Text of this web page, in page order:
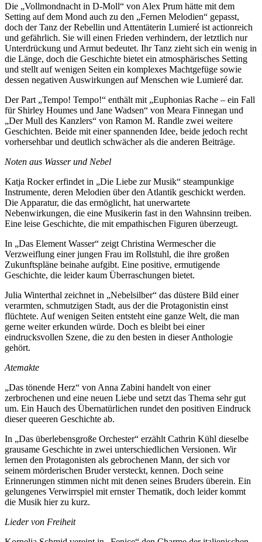
Die „Vollmondnacht in D-Moll“ von Alex Prum hätte mit dem
Setting auf dem Mond auch zu den „Fernen Melodien“ gepasst,
doch der Tanz der Rebellin und Attentäterin Lumieré ist actionreich
und gefährlich. Sie will einen Frieden verhindern, der letztlich nur
Unterdrückung und Armut bedeutet. Ihr Tanz zieht sich ein wenig in
die Länge, doch die Geschichte bietet ein atmosphärisches Setting
und stellt auf wenigen Seiten ein komplexes Machtgefüge sowie
dessen negativen Auswirkungen auf Menschen wie Lumieré dar.
Der Part „Tempo! Tempo!“ enthält mit „Euphonias Rache – ein Fall
für Shirley Houmes und Jane Wadsen“ von Meara Finnegan und
„Der Mull des Kanzlers“ von Ramon M. Randle zwei weitere
Geschichten. Beide mit einer spannenden Idee, beide jedoch recht
vorhersehbar und deutlich schwächer als die anderen Beiträge.
Noten aus Wasser und Nebel
Katja Rocker erfindet in „Die Liebe zur Musik“ steampunkige
Instrumente, deren Melodien über den Atlantik geschickt werden.
Die Apparatur, die das ermöglicht, hat unerwartete
Nebenwirkungen, die eine Musikerin fast in den Wahnsinn treiben.
Eine leise Geschichte, die mit empathischen Figuren überzeugt.
In „Das Element Wasser“ zeigt Christina Wermescher die
Verzweiflung einer jungen Frau im Rollstuhl, die ihre großen
Zukunftspläne beinahe aufgibt. Eine positive, ermutigende
Geschichte, die leider kaum Überraschungen bietet.
Julia Winterthal zeichnet in „Nebelsilber“ das düstere Bild einer
verarmten, schmutzigen Stadt, aus der die Protagonistin einst
flüchtete. Auf wenigen Seiten entsteht eine ganze Welt, die man
gerne weiter erkunden würde. Doch es bleibt bei einer
eindrucksvollen Szene, die zu den besten in dieser Anthologie
gehört.
Atemakte
„Das tönende Herz“ von Anna Zabini handelt von einer
zerbrochenen und eine neuen Liebe und setzt das Thema sehr gut
um. Ein Hauch des Übernatürlichen rundet den positiven Eindruck
dieser queeren Geschichte ab.
In „Das überlebensgroße Orchester“ erzählt Cathrin Kühl dieselbe
grausame Geschichte in zwei unterschiedlichen Versionen. Wir
lernen den Protagonisten als gebrochenen Mann, der sich vor
seinem mörderischen Bruder versteckt, kennen. Doch seine
Erinnerungen stimmen nicht mit denen seines Bruders überein. Ein
gelungenes Verwirrspiel mit ernster Thematik, doch leider kommt
die Musik hier zu kurz.
Lieder von Freiheit